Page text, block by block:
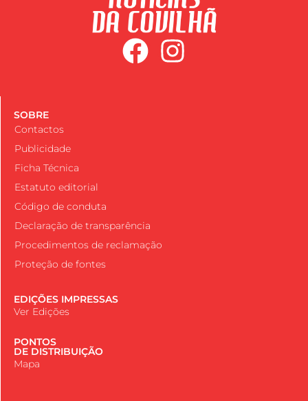
SOBRE
Contactos
Publicidade
Ficha Técnica
Estatuto editorial
Código de conduta
Declaração de transparência
Procedimentos de reclamação
Proteção de fontes
EDIÇÕES IMPRESSAS
Ver Edições
PONTOS
DE DISTRIBUIÇÃO
Mapa